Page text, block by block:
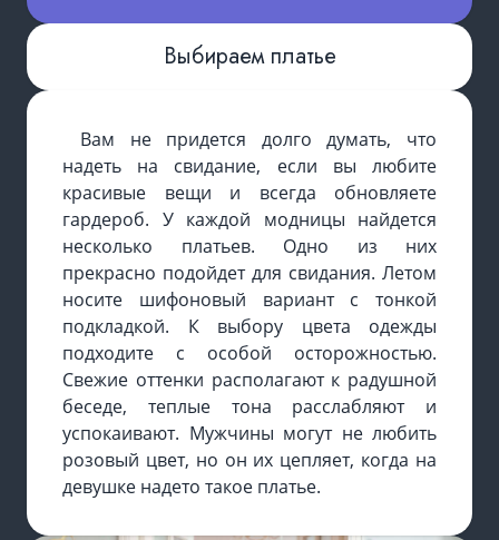
Выбираем платье
Вам не придется долго думать, что
надеть на свидание, если вы любите
красивые вещи и всегда обновляете
гардероб. У каждой модницы найдется
несколько платьев. Одно из них
прекрасно подойдет для свидания. Летом
носите шифоновый вариант с тонкой
подкладкой. К выбору цвета одежды
подходите с особой осторожностью.
Свежие оттенки располагают к радушной
беседе, теплые тона расслабляют и
успокаивают. Мужчины могут не любить
розовый цвет, но он их цепляет, когда на
девушке надето такое платье.